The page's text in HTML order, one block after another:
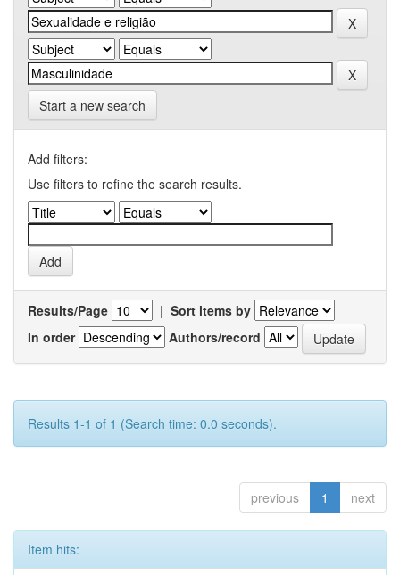
Start a new search
Add filters:
Use filters to refine the search results.
Results/Page | Sort items by
In order
Authors/record
Results 1-1 of 1 (Search time: 0.0 seconds).
previous 1 next
Item hits: